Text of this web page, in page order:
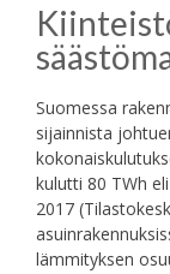
Suomessa
sijainnista
kulutti 80 TWh
2017
lämmityksen